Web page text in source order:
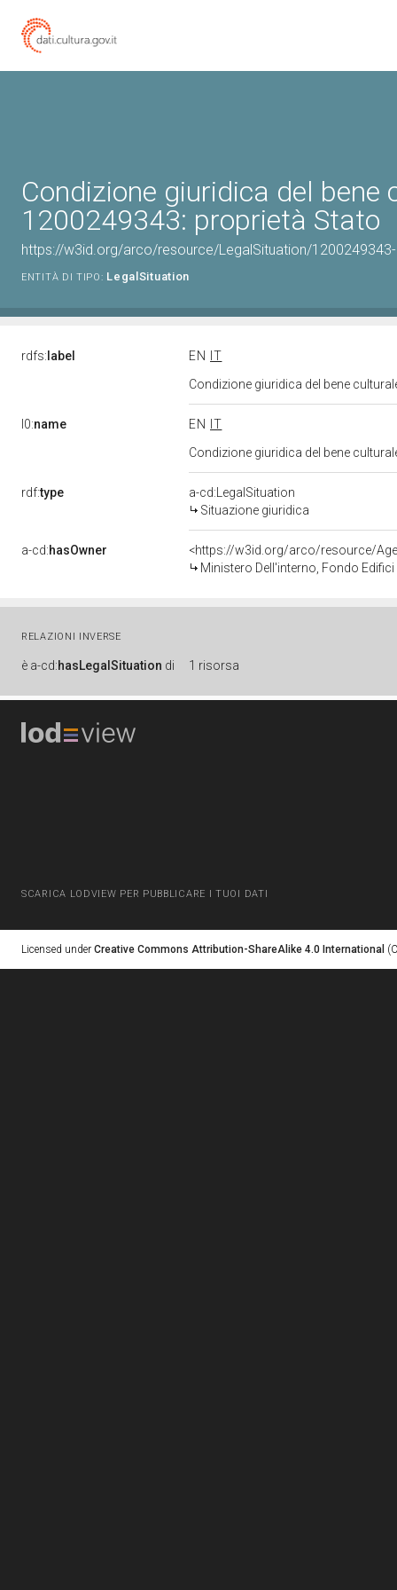
Condizione giuridica del bene
1200249343: proprietà Stato
https://w3id.org/arco/resource/LegalSituation/
ENTITÀ DI TIPO: LegalSituation
rdfs: label EN
IT
Condizione giuridica del bene
l0:name EN
IT
Condizione giuridica del bene
rdf:type
a-cd:LegalSituation
Situazione giuridica
a-cd:hasOwner
<https://w3id.org/arco/resource/
Ministero Dell'interno, Fondo Edifici
RELAZIONI INVERSE
è a-cd:hasLegalSituation di 1 risorsa
SCARICA LODVIEW PER PUBBLICARE I TUOI DATI
Licensed under Creative Commons Attribution-ShareAlike 4.0 International